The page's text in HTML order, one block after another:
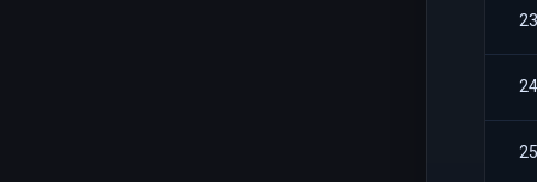
23
24
25